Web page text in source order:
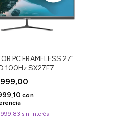
PC FRAMELESS 27"
100Hz SX27F7
con
sin interés